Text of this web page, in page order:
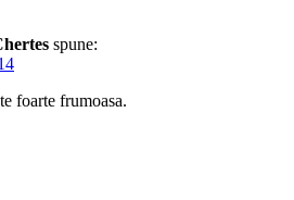
spune:
foarte frumoasa.